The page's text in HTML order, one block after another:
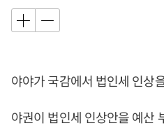
야야가 국감에서 법인세 인상
야권이 법인세 인상안을 예산